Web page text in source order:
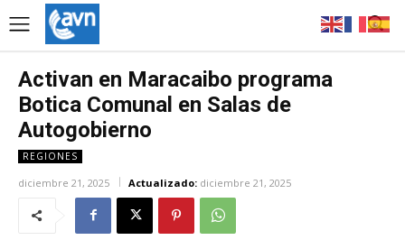
Activan en Maracaibo programa
Botica Comunal en Salas de
Autogobierno
REGIONES
diciembre 21, 2025 Actualizado: diciembre 21, 2025